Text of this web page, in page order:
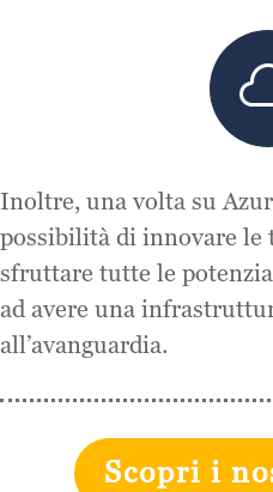
Inoltre, una volta su
possibilità di innovare le
sfruttare tutte le
ad avere una
all’avanguardia.
Scopri i